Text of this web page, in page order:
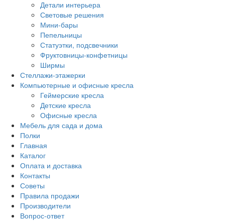
Детали интерьера
Световые решения
Мини-бары
Пепельницы
Статуэтки, подсвечники
Фруктовницы-конфетницы
Ширмы
Стеллажи-этажерки
Компьютерные и офисные кресла
Геймерские кресла
Детские кресла
Офисные кресла
Мебель для сада и дома
Полки
Главная
Каталог
Оплата и доставка
Контакты
Советы
Правила продажи
Производители
Вопрос-ответ